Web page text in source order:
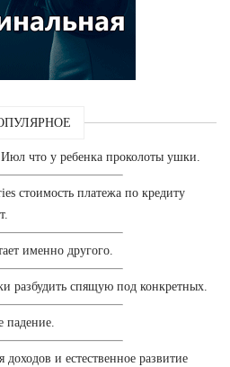
что у ребенка проколоты ушки.
стоимость платежа по кредиту
именно другого.
разбудить спящую под конкретных.
падение.
доходов и естественное развитие